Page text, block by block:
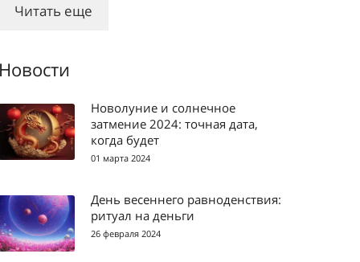
Читать еще
Новолуние и солнечное
затмение 2024: точная дата,
когда будет
01 марта 2024
День весеннего равноденствия:
ритуал на деньги
26 февраля 2024